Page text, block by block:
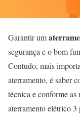
Garantir um
segurança e o bom
Contudo, mais
aterramento, é saber
técnica e conforme as
aterramento elétrico 3